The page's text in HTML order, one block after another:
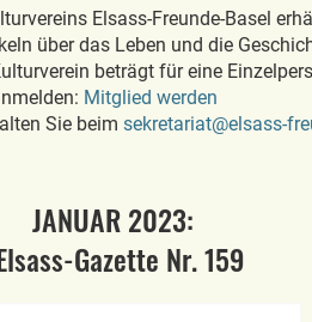
Elsass-Freunde-Basel
über das Leben und die
beträgt für eine
Mitglied werden
Sie beim sekretariat@elsass-
JANUAR 2023:
Gazette Nr. 159